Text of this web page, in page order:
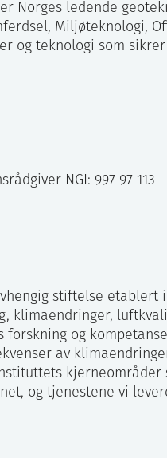
Norges ledende
Miljøteknologi,
og teknologi som
NGI: 997 97 113
stiftelse etablert i
klimaendringer,
og
av
kjerneområder
og tjenestene vi